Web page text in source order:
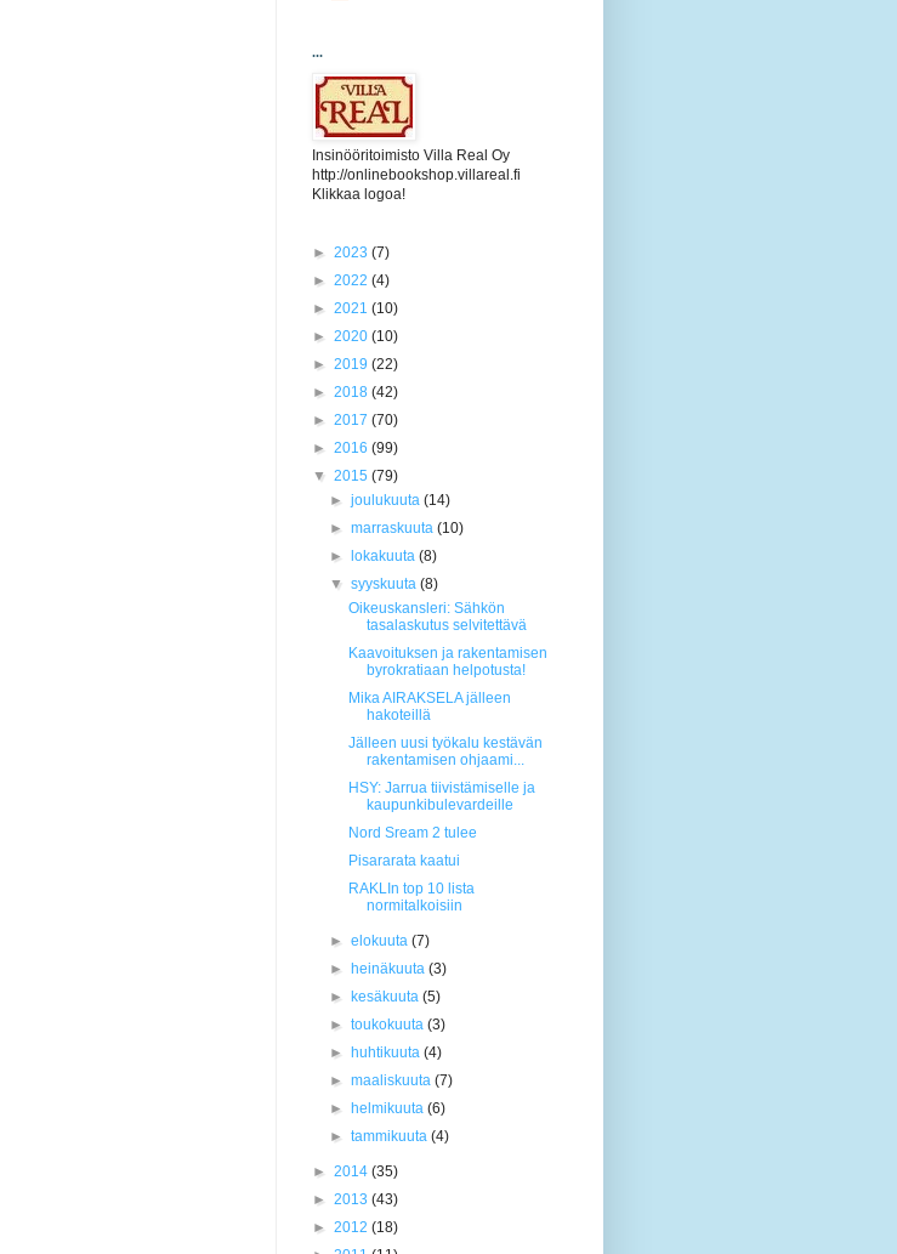
...
Insinööritoimisto Villa Real Oy
http://onlinebookshop.villareal.fi
Klikkaa logoa!
► 2023 (7)
► 2022 (4)
► 2021 (10)
► 2020 (10)
► 2019 (22)
► 2018 (42)
► 2017 (70)
► 2016 (99)
▼ 2015 (79)
►joulukuuta(14)
►marraskuuta(10)
►
lokakuuta(8)
▼syyskuuta(8)
Oikeuskansleri: Sähkön
tasalaskutus selvitettävä
Kaavoituksen ja rakentamisen
byrokratiaan helpotusta!
Mika AIRAKSELA jälleen
hakoteillä
Jälleen uusi työkalu kestävän
rakentamisen ohjaami...
HSY: Jarrua tiivistämiselle ja
kaupunkibulevardeille
Nord Sream 2 tulee
Pisararata kaatui
RAKLIn top 10 lista
normitalkoisiin
►elokuuta(7)
►
heinäkuuta(3)
►
kesäkuuta(5)
►toukokuuta(3)
►
huhtikuuta(4)
►maaliskuuta(7)
►
helmikuuta(6)
►tammikuuta(4)
► 2014 (35)
► 2013 (43)
► 2012 (18)